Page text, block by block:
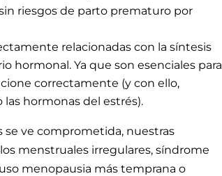
riesgos de parto prematuro por
relacionadas con la síntesis
hormonal. Ya que son esenciales para
correctamente (y con ello,
hormonas del estrés).
ve comprometida, nuestras
menstruales irregulares, síndrome
menopausia más temprana o